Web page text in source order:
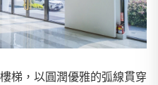
梯，以圓潤優雅的弧線貫穿